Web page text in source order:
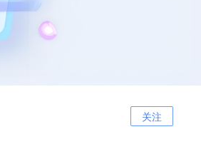
关注